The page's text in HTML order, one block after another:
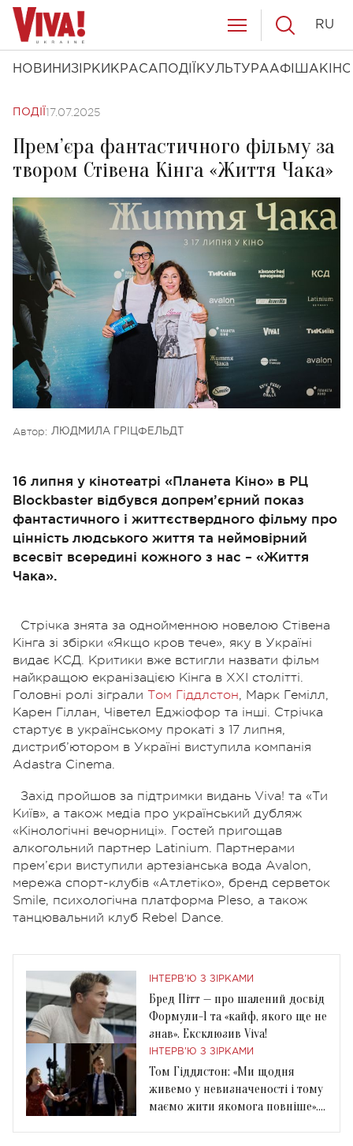
НОВИНИ ЗІРКИ КРАСА ПОДІЇ КУЛЬТУРААФІША КІНО
RU
ПОДІЇ 17.07.2025
Прем’єра фантастичного фільму за
твором Стівена Кінга «Життя Чака»
Автор: ЛЮДМИЛА ГРІЦФЕЛЬДТ
16 липня у кінотеатрі «Планета Кіно» в РЦ
Blockbaster відбувся допрем’єрний показ
фантастичного і життєствердного фільму про
цінність людського життя та неймовірний
всесвіт всередині кожного з нас – «Життя
Чака».
Стрічка знята за однойменною новелою Стівена
Кінга зі збірки «Якщо кров тече», яку в Україні
видає КСД. Критики вже встигли назвати фільм
найкращою екранізацією Кінга в XXI столітті.
Головні ролі зіграли Том Гіддлстон, Марк Гемілл,
Карен Гіллан, Чіветел Еджіофор та інші. Стрічка
стартує в українському прокаті з 17 липня,
дистриб’ютором в Україні виступила компанія
Adastra Cinema.
Захід пройшов за підтримки видань Viva! та «Ти
Київ», а також медіа про український дубляж
«Кінологічні вечорниці». Гостей пригощав
алкогольний партнер Latinium. Партнерами
прем’єри виступили артезіанська вода Avalon,
мережа спорт-клубів «Атлетіко», бренд серветок
Smile, психологічна платформа Pleso, а також
танцювальний клуб Rebel Dance.
ІНТЕРВ'Ю З ЗІРКАМИ
Бред Пітт — про шалений досвід
Формули-1 та «кайф, якого ще не
знав». Ексклюзив Viva!
ІНТЕРВ'Ю З ЗІРКАМИ
Том Гіддлстон: «Ми щодня
живемо у невизначеності і тому
маємо жити якомога повніше».